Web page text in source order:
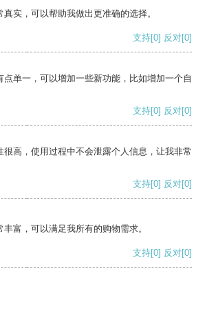
实，可以帮助我做出更准确的选择。
支持[0] 反对[0]
点单一，可以增加一些新功能，比如增加一个自
支持[0] 反对[0]
很高，使用过程中不会泄露个人信息，让我非常
支持[0] 反对[0]
富，可以满足我所有的购物需求。
支持[0] 反对[0]